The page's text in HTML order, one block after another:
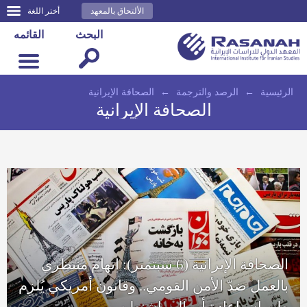
أختر اللغة الألتحاق بالمعهد
القائمه البحث
الرئيسية ← الرصد والترجمة ← الصحافة الإيرانية
الصحافة الإيرانية
الصحافة الإيرانية (6 سبتمبر): اتهام منتظري
بالعمل ضدّ الأمن القومي.. وقانون أمريكي يُلزِم